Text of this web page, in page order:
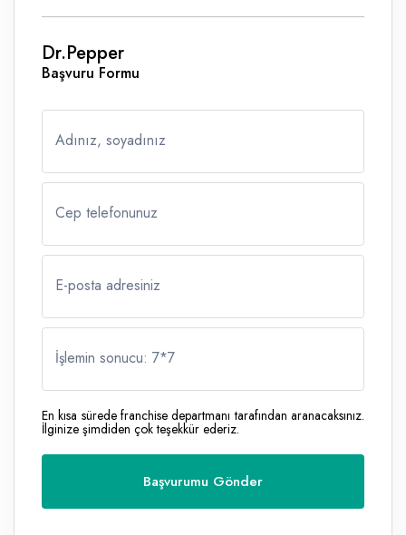
Dr.Pepper
Başvuru Formu
Adınız, soyadınız
Cep telefonunuz
E-posta adresiniz
İşlemin sonucu: 7*7
En kısa sürede franchise departmanı tarafından aranacaksınız.
İlginize şimdiden çok teşekkür ederiz.